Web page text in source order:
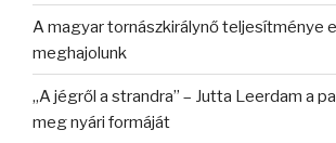
A magyar tornászkirálynő teljesítménye
meghajolunk
„A jégről a strandra” – Jutta Leerdam a
meg nyári formáját